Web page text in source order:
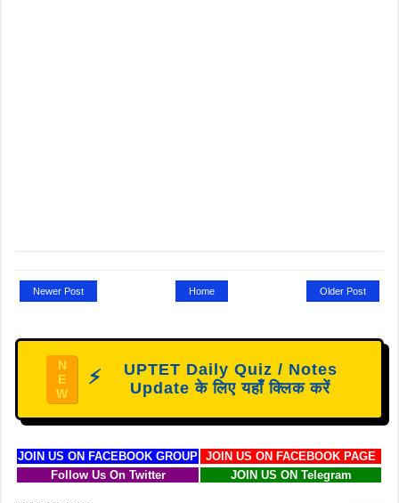
Newer Post Older Post
Home
N
E
W
⚡
UPTET Daily Quiz / Notes
Update के लिए यहाँ क्लिक करें
JOIN US ON FACEBOOK GROUP
JOIN US ON FACEBOOK PAGE
Follow Us On Twitter
JOIN US ON Telegram